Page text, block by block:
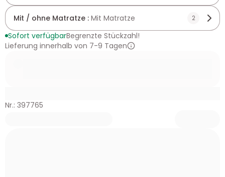
Mit / ohne Matratze : Mit Matratze 2
Sofort verfügbarBegrenzte Stückzahl!
Lieferung innerhalb von 7-9 Tagen
Nr.: 397765